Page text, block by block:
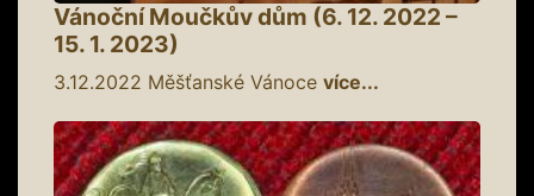
Vánoční Moučkův dům (6. 12. 2022 –
15. 1. 2023)
3.12.2022 Měšťanské Vánoce více...